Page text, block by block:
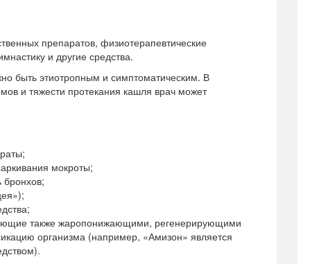
препаратов, физиотерапевтические
и другие средства.
быть этиотропным и симптоматическим. В
и тяжести протекания кашля врач может
мокроты;
также жаропонижающими, регенерирующими
организма (например, «Амизон» является